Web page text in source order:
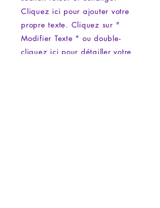
Cliquez ici pour ajouter votre
propre texte. Cliquez sur "
Modifier Texte " ou double-
cliquez ici pour détailler votre